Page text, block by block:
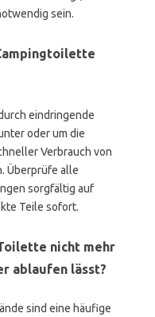
sein.
eindringende
oder um die
Verbrauch von
Überprüfe alle
sorgfältig auf
Teile sofort.
nicht mehr
ablaufen lässt?
sind eine häufige